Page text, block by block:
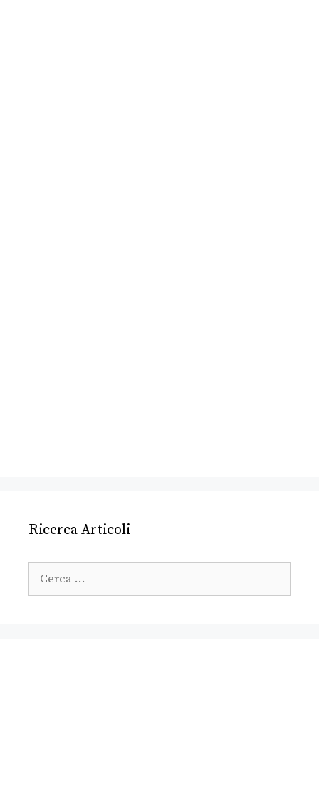
Ricerca Articoli